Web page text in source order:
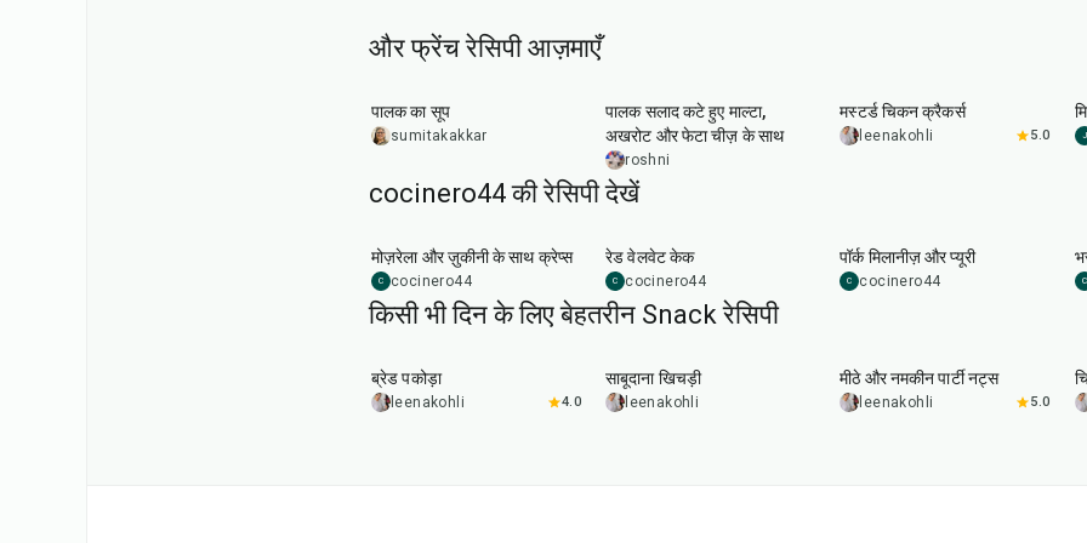
और फ्रेंच रेसिपी आज़माएँ
पालक का सूप
sumitakakkar
पालक सलाद कटे हुए माल्टा,
अखरोट और फेटा चीज़ के साथ
roshni
मस्टर्ड चिकन क्रैकर्स
leenakohli 5.0 J
cocinero44 की रेसिपी देखें
मोज़रेला और ज़ुकीनी के साथ क्रेप्स
C cocinero44
रेड वेलवेट केक
C cocinero44
पॉर्क मिलानीज़ और प्यूरी
C cocinero44 C
किसी भी दिन के लिए बेहतरीन Snack रेसिपी
ब्रेड पकोड़ा
leenakohli 4.0
साबूदाना खिचड़ी
leenakohli
मीठे और नमकीन पार्टी नट्स
leenakohli 5.0